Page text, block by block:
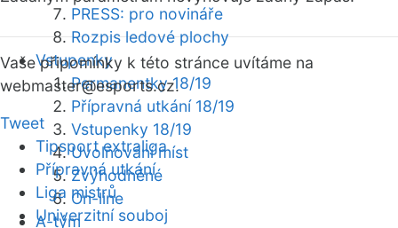
PRESS: pro novináře
Rozpis ledové plochy
Vstupenky
Permanentky 18/19
Přípravná utkání 18/19
Vstupenky 18/19
Uvolňování míst
Zvýhodněné
On-line
A-tým
Vaše připomínky k této stránce uvítáme na
webmaster@esports.cz.
Tweet
Tipsport extraliga
Přípravná utkání
Liga mistrů
Univerzitní souboj